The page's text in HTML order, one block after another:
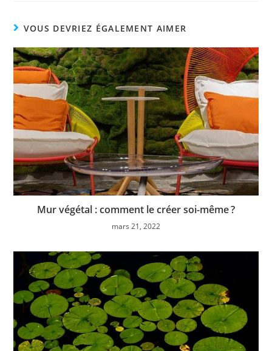
VOUS DEVRIEZ ÉGALEMENT AIMER
Mur végétal : comment le créer soi-même ?
mars 21, 2022